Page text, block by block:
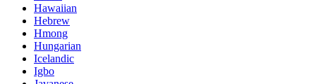
Hawaiian
Hebrew
Hmong
Hungarian
Icelandic
Igbo